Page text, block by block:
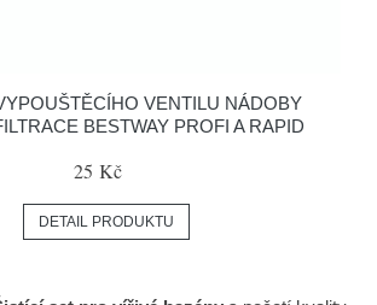
VENTILU NÁDOBY
BESTWAY PROFI A RAPID
25 Kč
DETAIL PRODUKTU